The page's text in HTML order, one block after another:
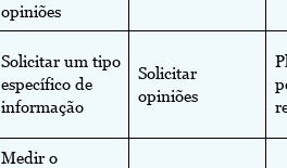
opiniões
Solicitar um tipo
específico de
informação
Solicitar
opiniões
Medir o